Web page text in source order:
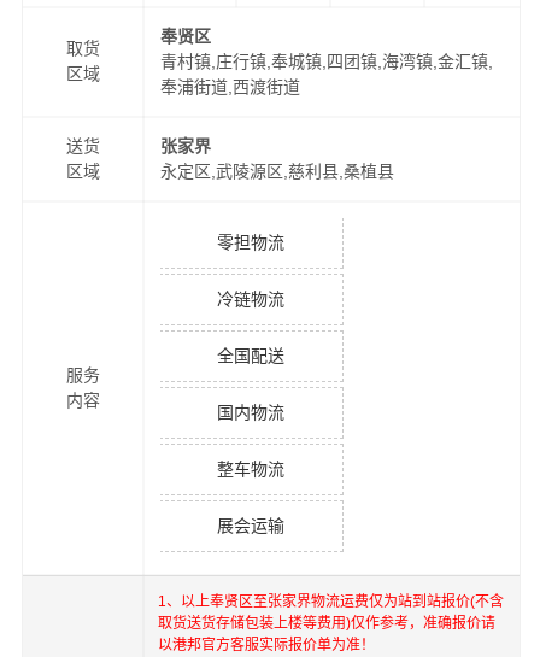
取货
区域
奉贤区
青村镇,庄行镇,奉城镇,四团镇,海湾镇,金汇镇,
奉浦街道,西渡街道
送货
区域
张家界
永定区,武陵源区,慈利县,桑植县
服务
内容
零担物流
冷链物流
全国配送
国内物流
整车物流
展会运输
1、以上奉贤区 至张家界物流运费仅为站到站报价(不含
取货送货存储包装上楼等费用)仅作参考，准确报价请
以港邦官方客服实际报价单为准！